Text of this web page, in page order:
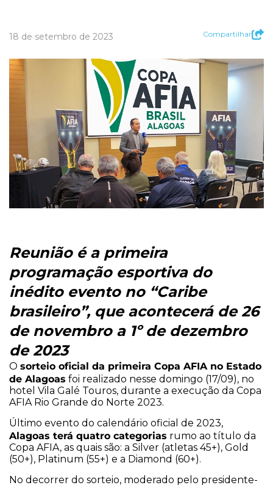
18 de setembro de 2023 Compartilhar
Reunião é a primeira
programação esportiva do
inédito evento no “Caribe
brasileiro”, que acontecerá de 26
de novembro a 1º de dezembro
de 2023
O sorteio oficial da primeira Copa AFIA no Estado
de Alagoas foi realizado nesse domingo (17/09), no
hotel Vila Galé Touros, durante a execução da Copa
AFIA Rio Grande do Norte 2023.
Último evento do calendário oficial de 2023,
Alagoas terá quatro categorias rumo ao título da
Copa AFIA, as quais são: a Silver (atletas 45+), Gold
(50+), Platinum (55+) e a Diamond (60+).
No decorrer do sorteio, moderado pelo presidente-